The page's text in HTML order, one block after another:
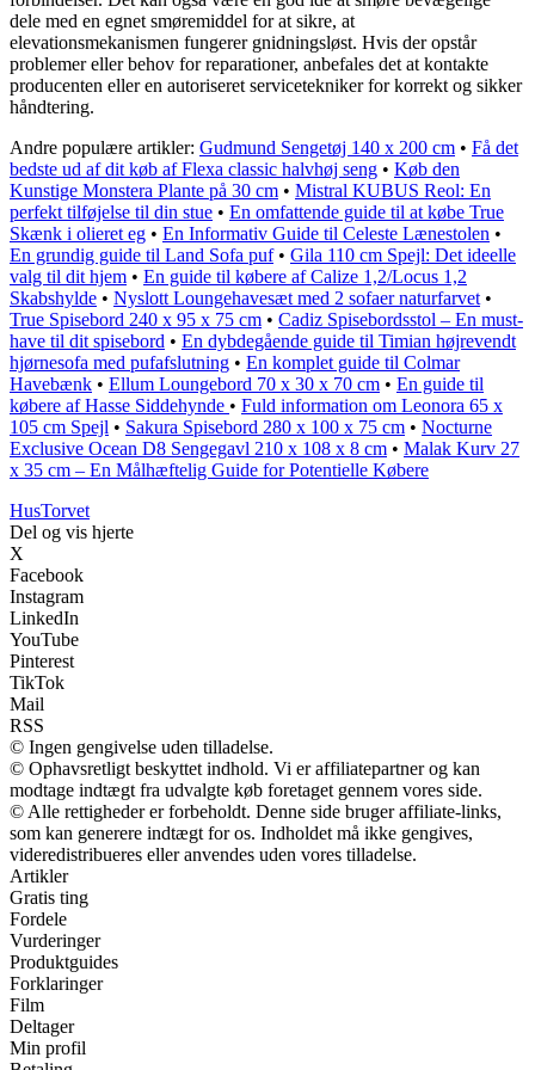
dele med en egnet smøremiddel for at sikre, at
elevationsmekanismen fungerer gnidningsløst. Hvis der opstår
problemer eller behov for reparationer, anbefales det at kontakte
producenten eller en autoriseret servicetekniker for korrekt og sikker
håndtering.
Andre populære artikler: Gudmund Sengetøj 140 x 200 cm • Få det
bedste ud af dit køb af Flexa classic halvhøj seng • Køb den
Kunstige Monstera Plante på 30 cm • Mistral KUBUS Reol: En
perfekt tilføjelse til din stue • En omfattende guide til at købe True
Skænk i olieret eg • En Informativ Guide til Celeste Lænestolen •
En grundig guide til Land Sofa puf• Gila 110 cm Spejl: Det ideelle
valg til dit hjem • En guide til købere af Calize 1,2/Locus 1,2
Skabshylde • Nyslott Loungehavesæt med 2 sofaer naturfarvet •
True Spisebord 240 x 95 x 75 cm • Cadiz Spisebordsstol – En must-
have til dit spisebord • En dybdegående guide til Timian højrevendt
hjørnesofa med pufafslutning • En komplet guide til Colmar
Havebænk • Ellum Loungebord 70 x 30 x 70 cm • En guide til
købere af Hasse Siddehynde • Fuld information om Leonora 65 x
105 cm Spejl • Sakura Spisebord 280 x 100 x 75 cm • Nocturne
Exclusive Ocean D8 Sengegavl 210 x 108 x 8 cm • Malak Kurv 27
x 35 cm – En Målhæftelig Guide for Potentielle Købere
HusTorvet
Del og vis hjerte
X
Facebook
Instagram
LinkedIn
YouTube
Pinterest
TikTok
Mail
RSS
© Ingen gengivelse uden tilladelse.
© Ophavsretligt beskyttet indhold. Vi er affiliatepartner og kan
modtage indtægt fra udvalgte køb foretaget gennem vores side.
© Alle rettigheder er forbeholdt. Denne side bruger affiliate-links,
som kan generere indtægt for os. Indholdet må ikke gengives,
videredistribueres eller anvendes uden vores tilladelse.
Artikler
Gratis ting
Fordele
Vurderinger
Produktguides
Forklaringer
Film
Deltager
Min profil